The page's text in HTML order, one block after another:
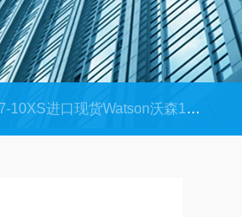
口现货Watson沃森10μL /20μL超滤吸头